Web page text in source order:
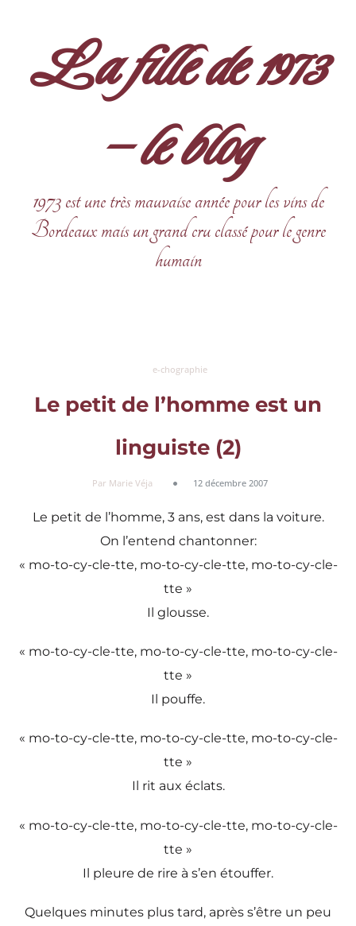
La fille de 1973
– le blog
1973 est une très mauvaise année pour les vins de
Bordeaux mais un grand cru classé pour le genre
humain
e-chographie
Le petit de l’homme est un
linguiste (2)
Par Marie Véja 12 décembre 2007
Le petit de l’homme, 3 ans, est dans la voiture.
On l’entend chantonner:
« mo-to-cy-cle-tte, mo-to-cy-cle-tte, mo-to-cy-cle-
tte »
Il glousse.
« mo-to-cy-cle-tte, mo-to-cy-cle-tte, mo-to-cy-cle-
tte »
Il pouffe.
« mo-to-cy-cle-tte, mo-to-cy-cle-tte, mo-to-cy-cle-
tte »
Il rit aux éclats.
« mo-to-cy-cle-tte, mo-to-cy-cle-tte, mo-to-cy-cle-
tte »
Il pleure de rire à s’en étouffer.
Quelques minutes plus tard, après s’être un peu